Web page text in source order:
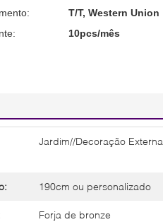
T/T, Western Union
10pcs/mês
Jardim//Decoração Externa
190cm ou personalizado
Forja de bronze